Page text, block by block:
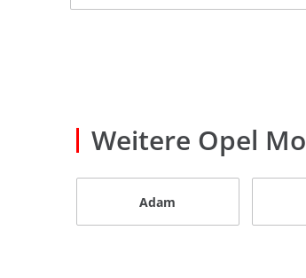
Weitere Opel
Adam